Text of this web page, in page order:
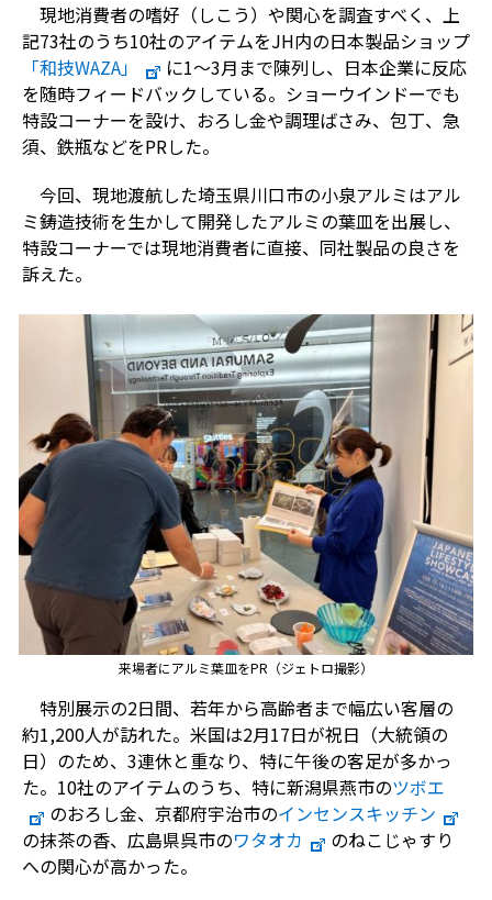
現地消費者の嗜好（しこう）や関心を調査すべく、上
記73社のうち10社のアイテムをJH内の日本製品ショップ
「和技WAZA」 に1～3月まで陳列し、日本企業に反応
を随時フィードバックしている。ショーウインドーでも
特設コーナーを設け、おろし金や調理ばさみ、包丁、急
須、鉄瓶などをPRした。
今回、現地渡航した埼玉県川口市の小泉アルミはアル
ミ鋳造技術を生かして開発したアルミの葉皿を出展し、
特設コーナーでは現地消費者に直接、同社製品の良さを
訴えた。
来場者にアルミ葉皿をPR（ジェトロ撮影）
特別展示の2日間、若年から高齢者まで幅広い客層の
約1,200人が訪れた。米国は2月17日が祝日（大統領の
日）のため、3連休と重なり、特に午後の客足が多かっ
た。10社のアイテムのうち、特に新潟県燕市のツボエ
のおろし金、京都府宇治市のインセンスキッチン
の抹茶の香、広島県呉市のワタオカ
のねこじゃすり
への関心が高かった。